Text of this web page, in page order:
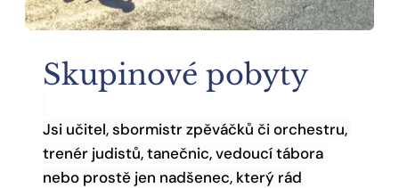
Skupinové pobyty
Jsi učitel, sbormistr zpěváčků či orchestru,
trenér judistů, tanečnic, vedoucí tábora
nebo prostě jen nadšenec, který rád